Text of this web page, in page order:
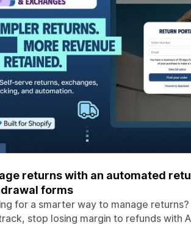
returns with an automated
forms
for a smarter way to manage
stop losing margin to refunds with